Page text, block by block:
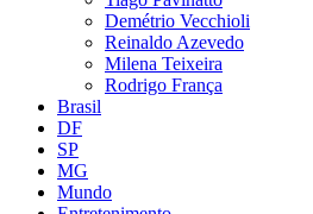
Demétrio Vecchioli
Reinaldo Azevedo
Milena Teixeira
Rodrigo França
Brasil
DF
SP
MG
Mundo